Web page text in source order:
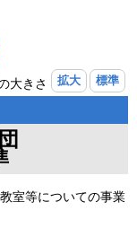
大きさ 拡大 標準
団
室等についての事業